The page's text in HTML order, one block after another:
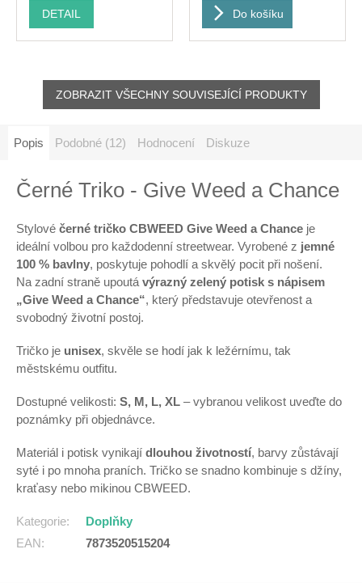
DETAIL Do košíku
ZOBRAZIT VŠECHNY SOUVISEJÍCÍ PRODUKTY
Popis Podobné (12) Hodnocení Diskuze
Černé Triko - Give Weed a Chance
Stylové černé tričko CBWEED Give Weed a Chance je
ideální volbou pro každodenní streetwear. Vyrobené z jemné
100 % bavlny, poskytuje pohodlí a skvělý pocit při nošení.
Na zadní straně upoutá výrazný zelený potisk s nápisem
„Give Weed a Chance“, který představuje otevřenost a
svobodný životní postoj.
Tričko je unisex, skvěle se hodí jak k ležérnímu, tak
městskému outfitu.
Dostupné velikosti: S, M, L, XL – vybranou velikost uveďte do
poznámky při objednávce.
Materiál i potisk vynikají dlouhou životností, barvy zůstávají
syté i po mnoha praních. Tričko se snadno kombinuje s džíny,
kraťasy nebo mikinou CBWEED.
Kategorie:
Doplňky
EAN: 7873520515204